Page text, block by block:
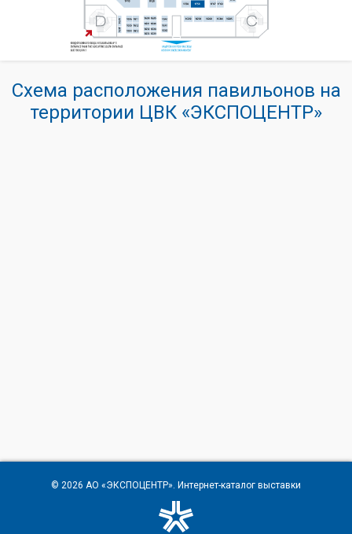
Схема расположения павильонов на
территории ЦВК «ЭКСПОЦЕНТР»
© 2026 АО «ЭКСПОЦЕНТР». Интернет-каталог выставки